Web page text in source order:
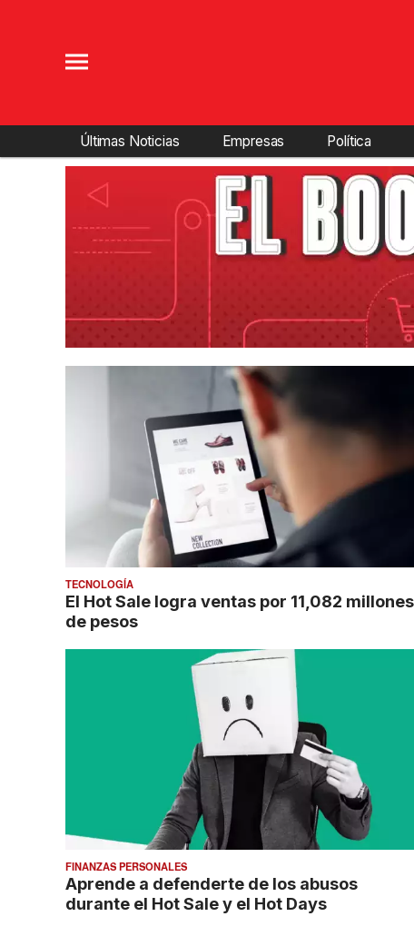
Últimas Noticias Empresas Política
TECNOLOGÍA
El Hot Sale logra ventas por 11,082 millones
de pesos
FINANZAS PERSONALES
Aprende a defenderte de los abusos
durante el Hot Sale y el Hot Days